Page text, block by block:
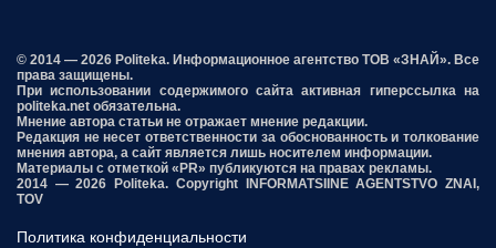
© 2014 — 2026 Politeka. Информационное агентство ТОВ «ЗНАЙ». Все
права защищены.
При использовании содержимого сайта активная гиперссылка на
politeka.net обязательна.
Мнение автора статьи не отражает мнение редакции.
Редакция не несет ответственности за обоснованность и толкование
мнения автора, а сайт является лишь носителем информации.
Материалы с отметкой «PR» публикуются на правах рекламы.
2014 — 2026 Politeka. Copyright INFORMATSIINE AGENTSTVO ZNAI,
TOV
Политика конфиденциальности